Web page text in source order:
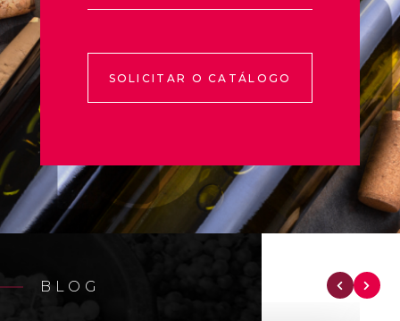
SOLICITAR O CATÁLOGO
BLOG